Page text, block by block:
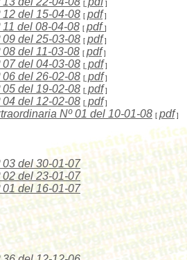
[ ]
12 del 15-04-08 [ pdf ]
11 del 08-04-08 [ pdf]
09 del 25-03-08 [ pdf ]
08 del 11-03-08 [ pdf ]
07del 04-03-08 [ pdf ]
06 del 26-02-08 [ pdf ]
05 del 19-02-08 [ pdf ]
04 del 12-02-08 [ pdf ]
Nº01 del 10-01-08 [ pdf ]
03 del 30-01-07
02del 23-01-07
01del 16-01-07